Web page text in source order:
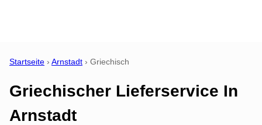
Startseite › Arnstadt › Griechisch
Griechischer Lieferservice In
Arnstadt